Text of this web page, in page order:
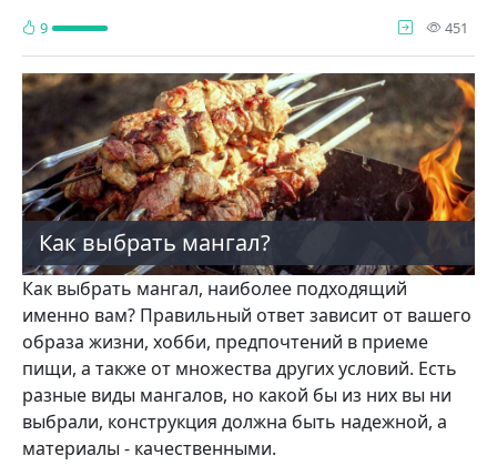
9 451
Как выбрать мангал?
Как выбрать мангал, наиболее подходящий
именно вам? Правильный ответ зависит от вашего
образа жизни, хобби, предпочтений в приеме
пищи, а также от множества других условий. Есть
разные виды мангалов, но какой бы из них вы ни
выбрали, конструкция должна быть надежной, а
материалы - качественными.